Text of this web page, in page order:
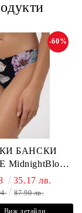
БАНСКИ
MCR MARC &
-60%
35.17 лв.
87.90 лв.
Виж детайли